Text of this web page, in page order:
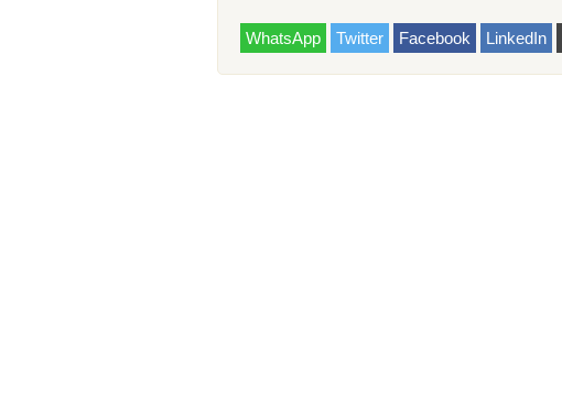
WhatsApp Twitter Facebook LinkedIn